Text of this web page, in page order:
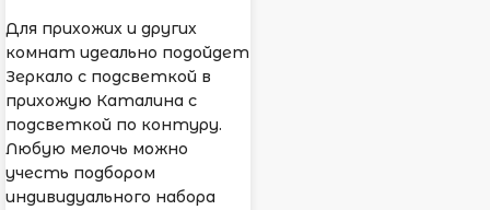
Для прихожих и других
комнат идеально подойдет
Зеркало с подсветкой в
прихожую Каталина с
подсветкой по контуру.
Любую мелочь можно
учесть подбором
индивидуального набора